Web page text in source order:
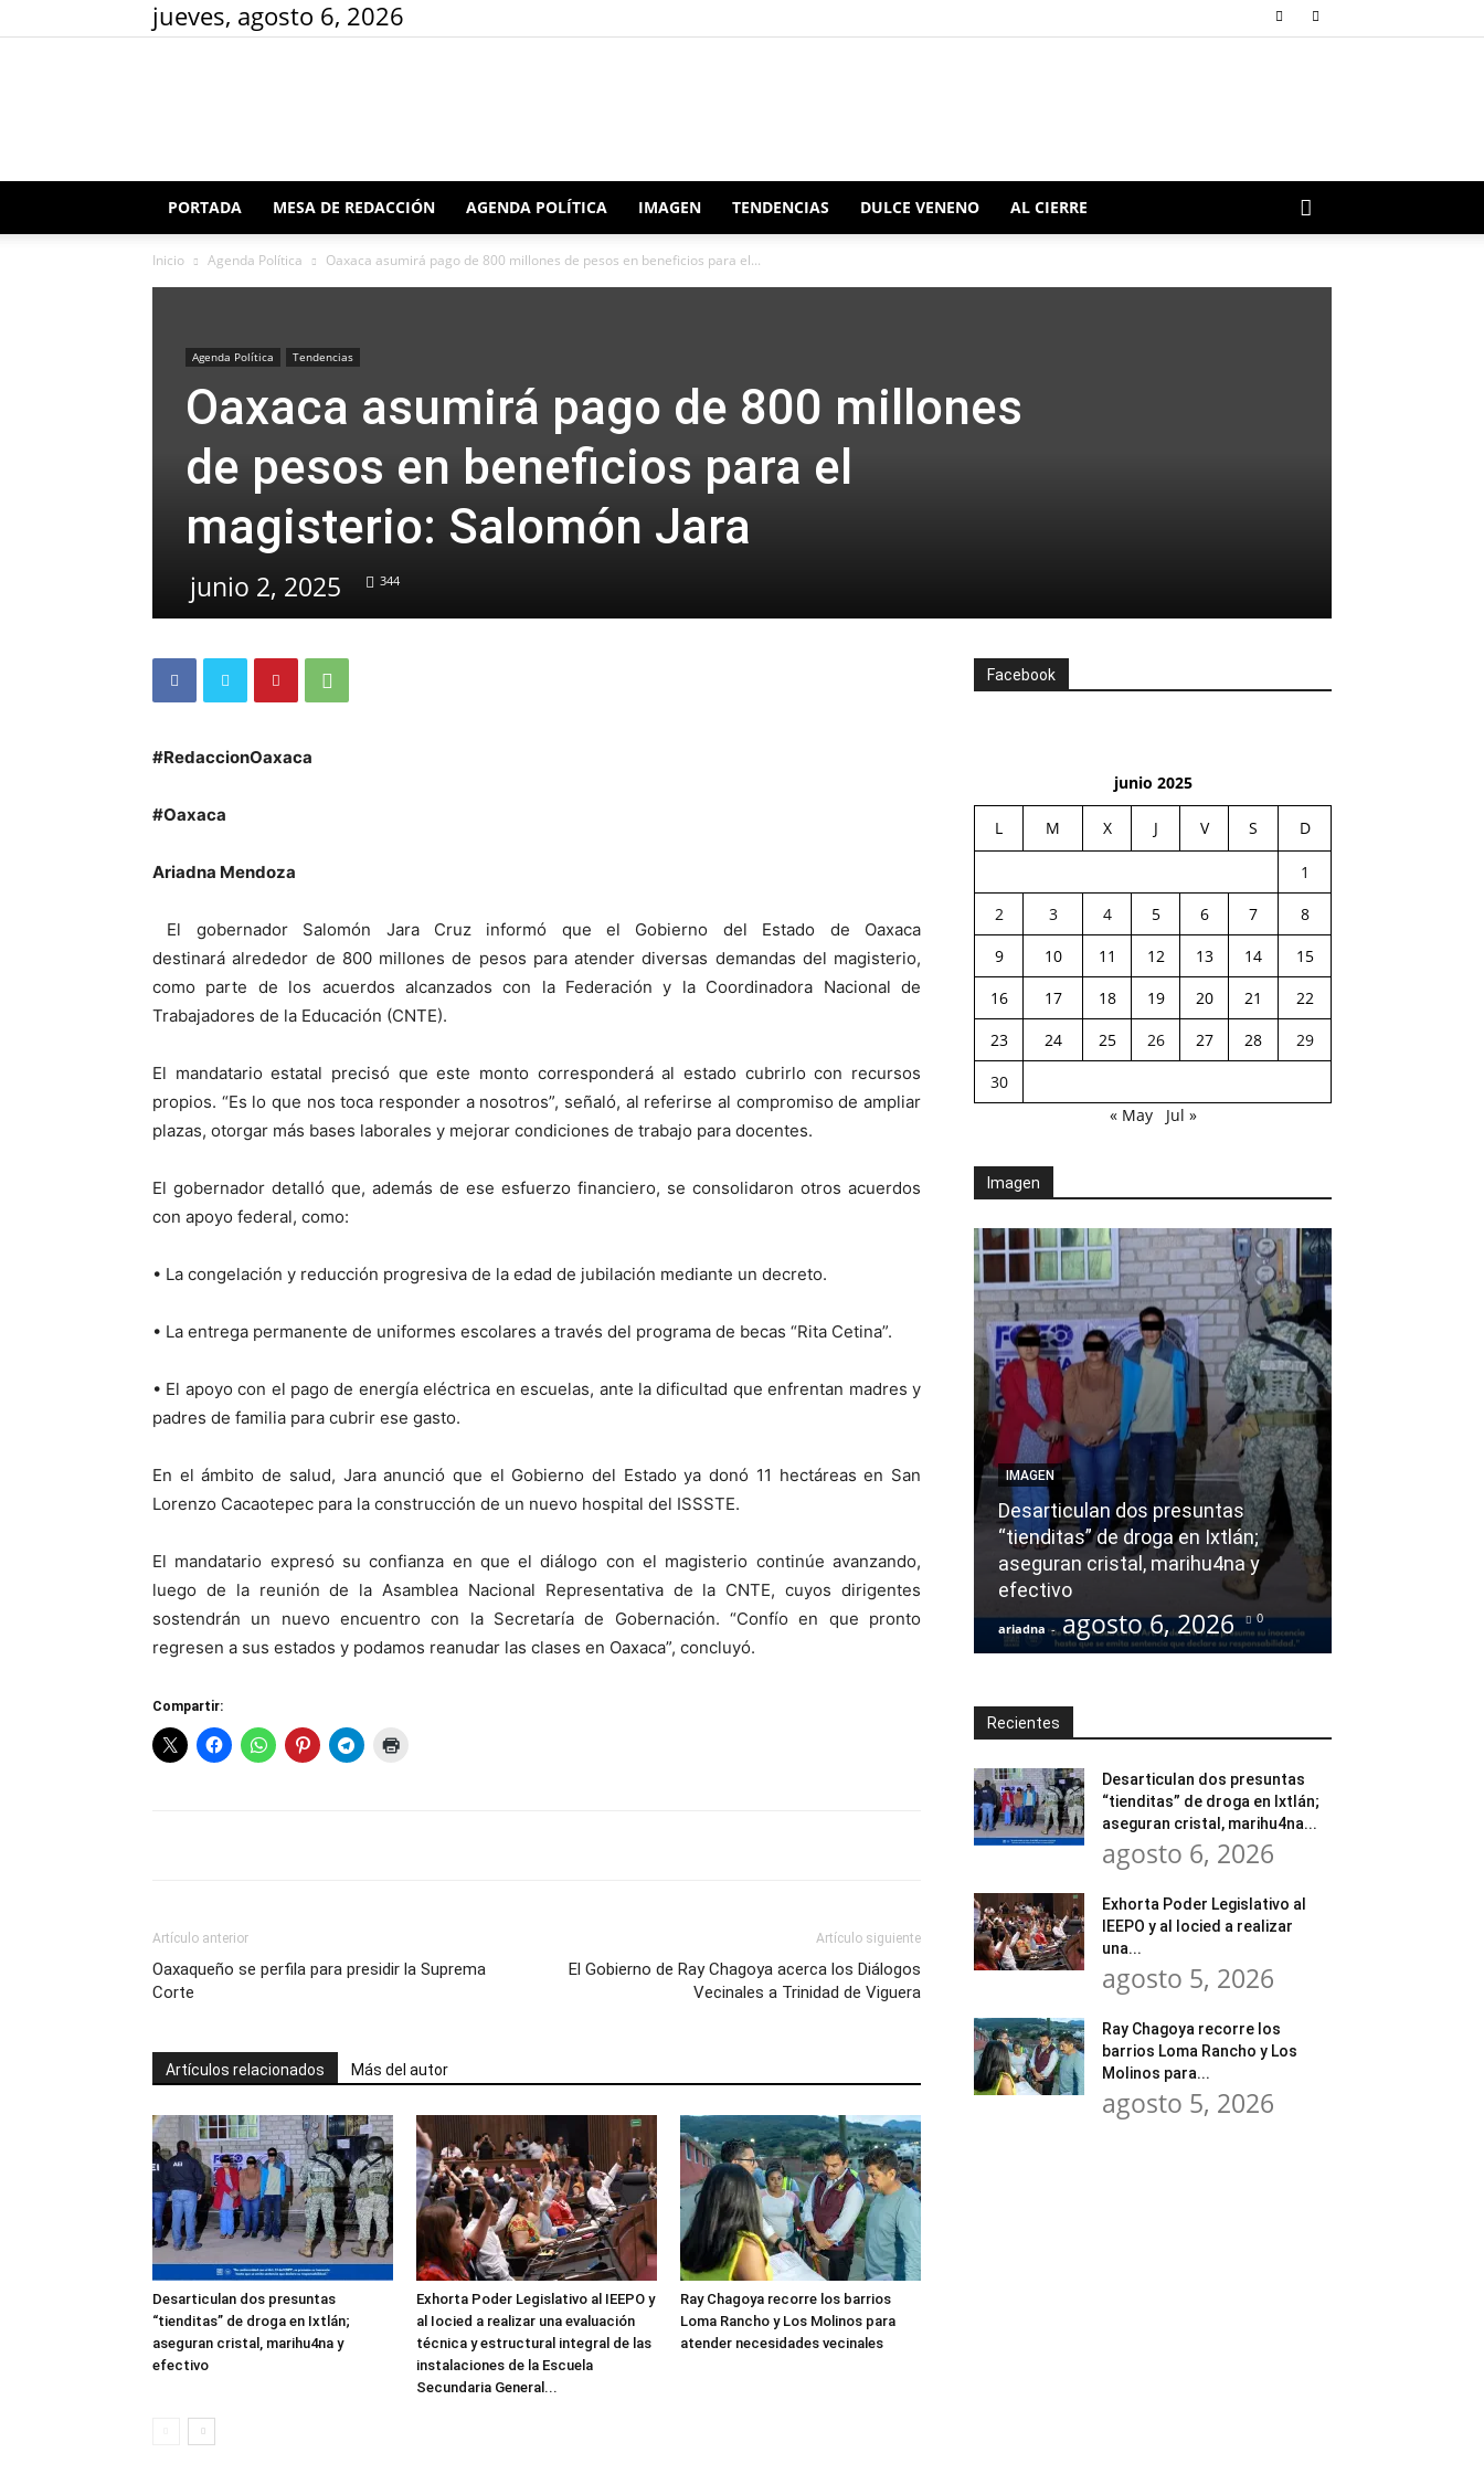
jueves, agosto 6, 2026
Redacción
PORTADA MESA DE REDACCIÓN AGENDA POLÍTICA IMAGEN TENDENCIAS DULCE VENENO AL CIERRE
Inicio Agenda Política Oaxaca asumirá pago de 800 millones de pesos en beneficios para el...
Agenda Política Tendencias
Oaxaca asumirá pago de 800 millones
de pesos en beneficios para el
magisterio: Salomón Jara
junio 2, 2025 344
#RedaccionOaxaca
#Oaxaca
Ariadna Mendoza
El gobernador Salomón Jara Cruz informó que el Gobierno del Estado de Oaxaca
destinará alrededor de 800 millones de pesos para atender diversas demandas del magisterio,
como parte de los acuerdos alcanzados con la Federación y la Coordinadora Nacional de
Trabajadores de la Educación (CNTE).
El mandatario estatal precisó que este monto corresponderá al estado cubrirlo con recursos
propios. “Es lo que nos toca responder a nosotros”, señaló, al referirse al compromiso de ampliar
plazas, otorgar más bases laborales y mejorar condiciones de trabajo para docentes.
El gobernador detalló que, además de ese esfuerzo financiero, se consolidaron otros acuerdos
con apoyo federal, como:
• La congelación y reducción progresiva de la edad de jubilación mediante un decreto.
• La entrega permanente de uniformes escolares a través del programa de becas “Rita Cetina”.
• El apoyo con el pago de energía eléctrica en escuelas, ante la dificultad que enfrentan madres y
padres de familia para cubrir ese gasto.
En el ámbito de salud, Jara anunció que el Gobierno del Estado ya donó 11 hectáreas en San
Lorenzo Cacaotepec para la construcción de un nuevo hospital del ISSSTE.
El mandatario expresó su confianza en que el diálogo con el magisterio continúe avanzando,
luego de la reunión de la Asamblea Nacional Representativa de la CNTE, cuyos dirigentes
sostendrán un nuevo encuentro con la Secretaría de Gobernación. “Confío en que pronto
regresen a sus estados y podamos reanudar las clases en Oaxaca”, concluyó.
Compartir:
Artículo anterior
Oaxaqueño se perfila para presidir la Suprema
Corte
Artículo siguiente
El Gobierno de Ray Chagoya acerca los Diálogos
Vecinales a Trinidad de Viguera
Artículos relacionados Más del autor
Desarticulan dos presuntas
“tienditas” de droga en Ixtlán;
aseguran cristal, marihu4na y
efectivo
Exhorta Poder Legislativo al IEEPO y
al Iocied a realizar una evaluación
técnica y estructural integral de las
instalaciones de la Escuela
Secundaria General...
Ray Chagoya recorre los barrios
Loma Rancho y Los Molinos para
atender necesidades vecinales
Facebook
junio 2025
L M X J V S D
1
2
3 4 5 6 7
8
9
10 11 12 13 14
15
16
17 18 19 20 21
22
23
24 25 26 27 28
29
30
« May
Jul »
Imagen
IMAGEN
Desarticulan dos presuntas
“tienditas” de droga en Ixtlán;
aseguran cristal, marihu4na y
efectivo
ariadna - agosto 6, 2026 0
Recientes
Desarticulan dos presuntas
“tienditas” de droga en Ixtlán;
aseguran cristal, marihu4na...
agosto 6, 2026
Exhorta Poder Legislativo al
IEEPO y al Iocied a realizar
una...
agosto 5, 2026
Ray Chagoya recorre los
barrios Loma Rancho y Los
Molinos para...
agosto 5, 2026